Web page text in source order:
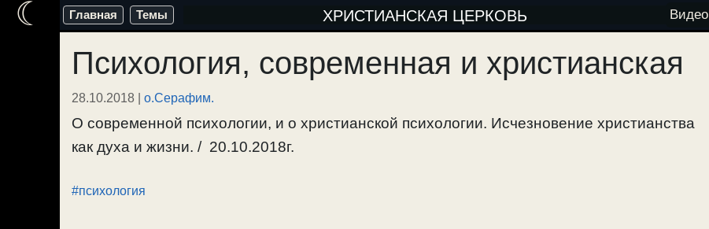
Перейти
содержимому
Главная Темы ХРИСТИАНСКАЯ ЦЕРКОВЬ Видео
Психология, современная и христианская
28.10.2018 | о.Серафим.
О современной психологии, и о христианской психологии. Исчезновение христианства
как духа и жизни. / 20.10.2018г.
#психология
☾